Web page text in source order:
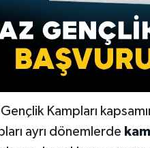
Kampları
ayrı dönemlerde